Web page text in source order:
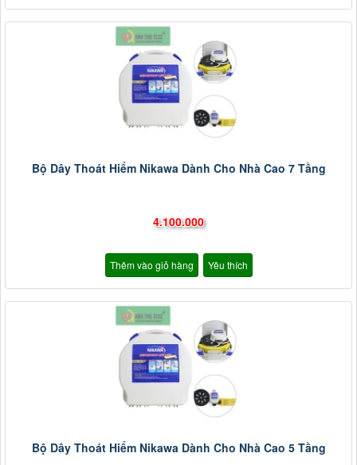
Bộ Dây Thoát Hiểm Nikawa Dành Cho Nhà Cao 7 Tầng
4.100.000
Thêm vào giỏ hàng Yêu thích
Bộ Dây Thoát Hiểm Nikawa Dành Cho Nhà Cao 5 Tầng